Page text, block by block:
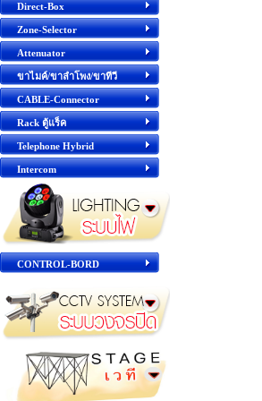
Direct-Box
Zone-Selector
Attenuator
ขาไมค์/ขาลำโพง/ขาทีวี
CABLE-Connector
Rack ตู้แร็ค
Telephone Hybrid
Intercom
CONTROL-BORD